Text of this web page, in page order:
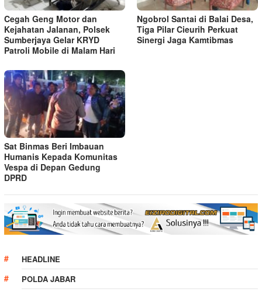
Cegah Geng Motor dan
Kejahatan Jalanan, Polsek
Sumberjaya Gelar KRYD
Patroli Mobile di Malam Hari
Ngobrol Santai di Balai Desa,
Tiga Pilar Cieurih Perkuat
Sinergi Jaga Kamtibmas
Sat Binmas Beri Imbauan
Humanis Kepada Komunitas
Vespa di Depan Gedung
DPRD
HEADLINE
POLDA JABAR